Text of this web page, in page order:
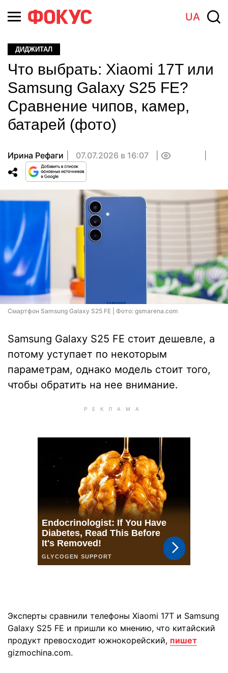
UA
ДИДЖИТАЛ
Что выбрать: Xiaomi 17T или
Samsung Galaxy S25 FE?
Сравнение чипов, камер,
батарей (фото)
Ирина Рефаги 07.07.2026 в 16:07
Смартфон Samsung Galaxy S25 FE | Фото: gsmarena.com
Samsung Galaxy S25 FE стоит дешевле, а
потому уступает по некоторым
параметрам, однако модель стоит того,
чтобы обратить на нее внимание.
Эксперты сравнили телефоны Xiaomi 17T и Samsung
Galaxy S25 FE и пришли ко мнению, что китайский
продукт превосходит южнокорейский, пишет
gizmochina.com.